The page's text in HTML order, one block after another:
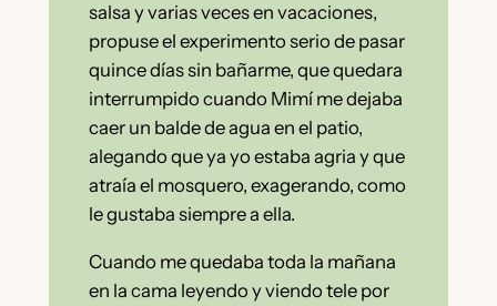
salsa y varias veces en vacaciones,
propuse el experimento serio de pasar
quince días sin bañarme, que quedara
interrumpido cuando Mimí me dejaba
caer un balde de agua en el patio,
alegando que ya yo estaba agria y que
atraía el mosquero, exagerando, como
le gustaba siempre a ella.
Cuando me quedaba toda la mañana
en la cama leyendo y viendo tele por